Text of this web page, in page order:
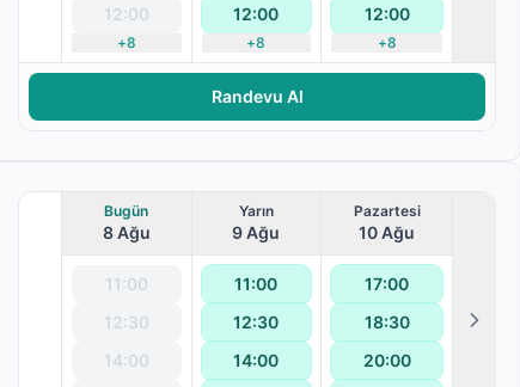
12:00
+8
12:00
+8
12:00
+8
Randevu Al
Bugün
8 Ağu
11:00
12:30
14:00
Yarın
9 Ağu
11:00
12:30
14:00
Pazartesi
10 Ağu
17:00
18:30
20:00